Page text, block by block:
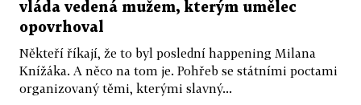
vláda vedená mužem, kterým umělec
opovrhoval
Někteří říkají, že to byl poslední happening Milana
Knížáka. A něco na tom je. Pohřeb se státními poctami
organizovaný těmi, kterými slavný...